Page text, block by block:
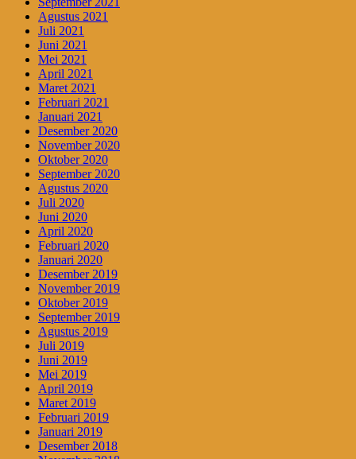
Agustus 2021
Juli 2021
Juni 2021
Mei 2021
April 2021
Maret 2021
Februari 2021
Januari 2021
Desember 2020
November 2020
Oktober 2020
September 2020
Agustus 2020
Juli 2020
Juni 2020
April 2020
Februari 2020
Januari 2020
Desember 2019
November 2019
Oktober 2019
September 2019
Agustus 2019
Juli 2019
Juni 2019
Mei 2019
April 2019
Maret 2019
Februari 2019
Januari 2019
Desember 2018